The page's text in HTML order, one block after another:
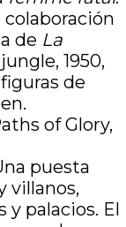
de La
1950,
de
of Glory,
puesta
villanos,
y palacios. El